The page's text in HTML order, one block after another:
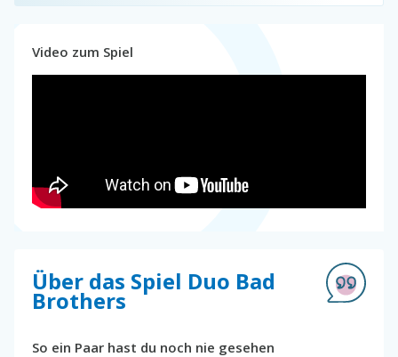
Video zum Spiel
Über das Spiel Duo Bad
Brothers
So ein Paar hast du noch nie gesehen